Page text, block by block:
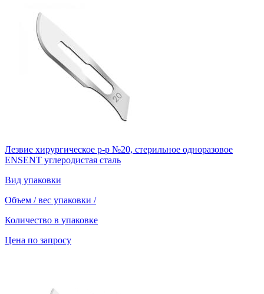
Лезвие хирургическое р-р №20, стерильное одноразовое
ENSENT углеродистая сталь
Вид упаковки
Объем / вес упаковки /
Количество в упаковке
Цена по запросу